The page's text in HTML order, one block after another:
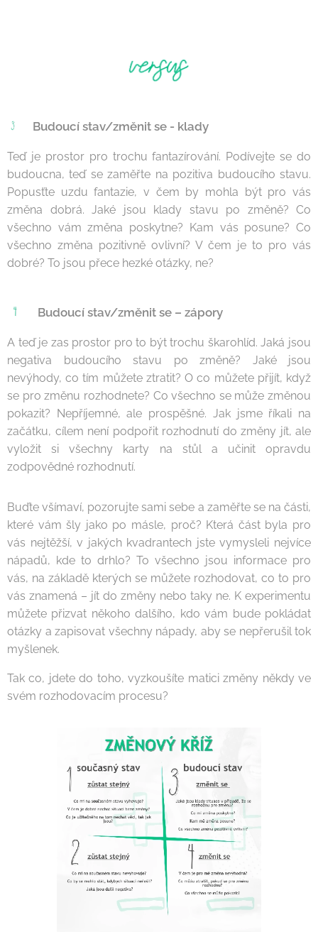
Budoucí stav/změnit se - klady
Teď je prostor pro trochu fantazírování. Podívejte se do
budoucna, teď se zaměřte na pozitiva budoucího stavu.
Popusťte uzdu fantazie, v čem by mohla být pro vás
změna dobrá. Jaké jsou klady stavu po změně? Co
všechno vám změna poskytne? Kam vás posune? Co
všechno změna pozitivně ovlivní? V čem je to pro vás
dobré? To jsou přece hezké otázky, ne?
Budoucí stav/změnit se – zápory
A teď je zas prostor pro to být trochu škarohlíd. Jaká jsou
negativa budoucího stavu po změně? Jaké jsou
nevýhody, co tím můžete ztratit? O co můžete přijít, když
se pro změnu rozhodnete? Co všechno se může změnou
pokazit? Nepříjemné, ale prospěšné. Jak jsme říkali na
začátku, cílem není podpořit rozhodnutí do změny jít, ale
vyložit si všechny karty na stůl a učinit opravdu
zodpovědné rozhodnutí.
Buďte všímaví, pozorujte sami sebe a zaměřte se na části,
které vám šly jako po másle, proč? Která část byla pro
vás nejtěžší, v jakých kvadrantech jste vymysleli nejvíce
nápadů, kde to drhlo? To všechno jsou informace pro
vás, na základě kterých se můžete rozhodovat, co to pro
vás znamená – jít do změny nebo taky ne. K experimentu
můžete přizvat někoho dalšího, kdo vám bude pokládat
otázky a zapisovat všechny nápady, aby se nepřerušil tok
myšlenek.
Tak co, jdete do toho, vyzkoušíte matici změny někdy ve
svém rozhodovacím procesu?